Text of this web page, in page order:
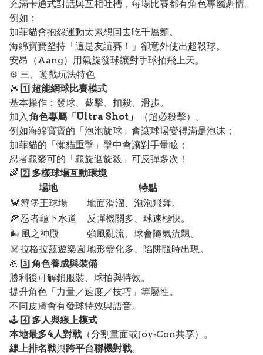
充滿卡通式對話與互相吐槽，每場比賽都有角色專屬劇情。
例如：
加菲貓會抱怨運動太累想回去吃千層麵。
海綿寶寶堅持「這是友誼賽！」卻意外使出超殺球。
安昂（Aang）用氣旋發球讓對手球拍飛上天。
⚙️ 三、遊戲玩法特色
🎾 1️⃣ 超能網球比賽模式
基本操作：發球、截擊、扣殺、滑步。
加入 角色專屬「Ultra Shot」
（超必殺擊）。
例如海綿寶寶的「泡泡旋球」會讓球場變得滿是泡沫；
加菲貓的「懶貓重擊」擊中會讓對手暈眩；
忍者龜麥可的「龜旋迴旋殺」可反彈多次！
🌈 2️⃣ 多樣球場互動環境
場地
特點
🦀 蟹堡王球場
地面滑溜、泡泡飛舞。
🍕 忍者龜下水道
反彈機關多、球速極快。
🌬️ 風之神殿
強風亂流、球會隨氣流飄。
☠️ 拉格拉茲遊樂園地形變化多、陷阱隨時出現。
💪 3️⃣ 角色養成與裝備
勝利後可解鎖服裝、球拍與特效。
提升角色「力量／速度／技巧」等屬性。
不同皮膚會有發球特效與語音。
🕹️ 4️⃣ 多人與線上模式
本地最多4人對戰 （分割畫面或Joy‑Con共享）。
線上排名戰與跨平台聯機對戰。